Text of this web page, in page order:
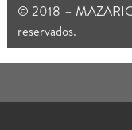
© 2018 –
reservados.